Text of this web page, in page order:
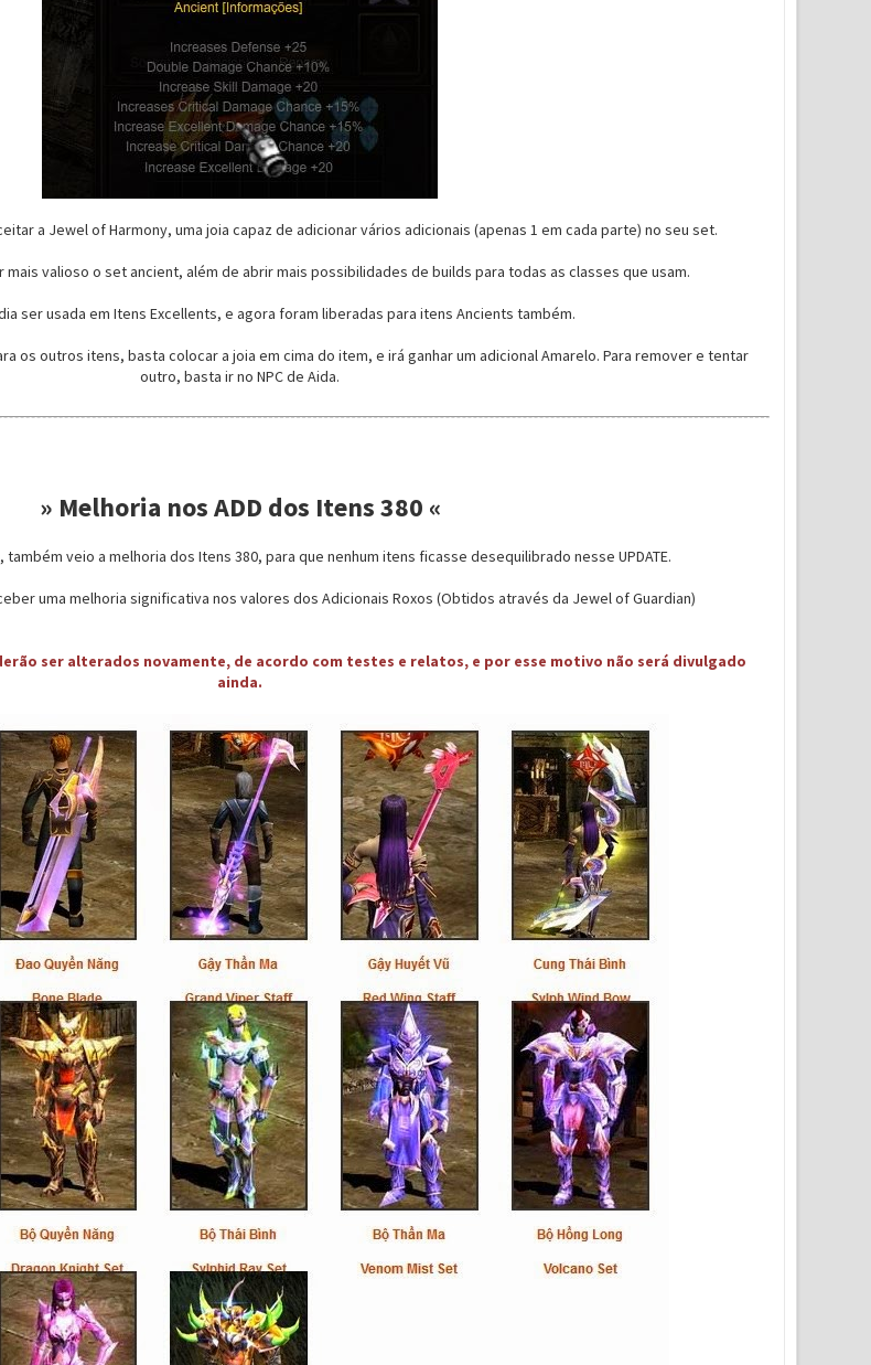
a Jewel of Harmony, uma joia capaz de adicionar vários adicionais (apenas 1 em cada parte) no seu set.
mais valioso o set ancient, além de abrir mais possibilidades de builds para todas as classes que usam.
ser usada em Itens Excellents, e agora foram liberadas para itens Ancients também.
os outros itens, basta colocar a joia em cima do item, e irá ganhar um adicional Amarelo. Para remover e tentar
outro, basta ir no NPC de Aida.
» Melhoria nos ADD dos Itens 380 «
veio a melhoria dos Itens 380, para que nenhum itens ficasse desequilibrado nesse UPDATE.
uma melhoria significativa nos valores dos Adicionais Roxos (Obtidos através da Jewel of Guardian)
ser alterados novamente, de acordo com testes e relatos, e por esse motivo não será divulgado
ainda.